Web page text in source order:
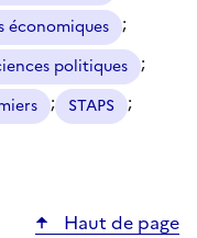
économiques ;
politiques ;
; STAPS ;
Haut de page